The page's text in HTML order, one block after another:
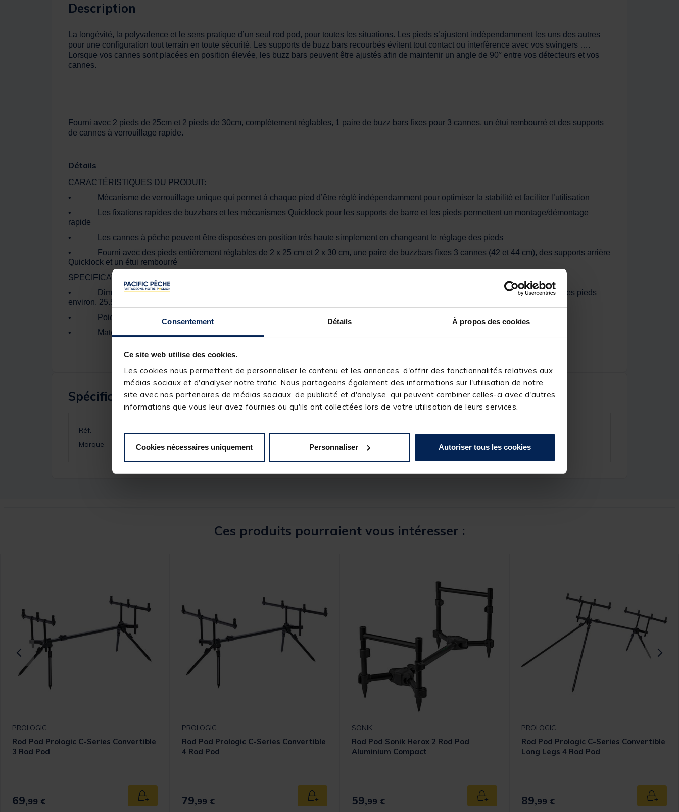
Consentement Détails À propos des cookies
Ce site web utilise des cookies.
Les cookies nous permettent de personnaliser le contenu et les annonces, d'offrir des fonctionnalités relatives aux
médias sociaux et d'analyser notre trafic. Nous partageons également des informations sur l'utilisation de notre
site avec nos partenaires de médias sociaux, de publicité et d'analyse, qui peuvent combiner celles-ci avec d'autres
informations que vous leur avez fournies ou qu'ils ont collectées lors de votre utilisation de leurs services.
Cookies nécessaires uniquement Personnaliser Autoriser tous les cookies
Description
La longévité, la polyvalence et le sens pratique d’un seul rod pod, pour toutes les situations. Les pieds s’ajustent indépendamment les uns des autres
pour une configuration tout terrain en toute sécurité. Les supports de buzz bars recourbés évitent tout contact ou interférence avec vos swingers ….
Lorsque vos cannes sont placées en position élevée, les buzz bars peuvent être ajustés afin de maintenir un angle de 90° entre vos détecteurs et vos
cannes.
Fourni avec 2 pieds de 25cm et 2 pieds de 30cm, complètement réglables, 1 paire de buzz bars fixes pour 3 cannes, un étui rembourré et des supports
de cannes à verrouillage rapide.
Détails
CARACTÉRISTIQUES DU PRODUIT:
• Mécanisme de verrouillage unique qui permet à chaque pied d’être réglé indépendamment pour optimiser la stabilité et faciliter l’utilisation
• Les fixations rapides de buzzbars et les mécanismes Quicklock pour les supports de barre et les pieds permettent un montage/démontage
rapide
• Les cannes à pêche peuvent être disposées en position très haute simplement en changeant le réglage des pieds
• Fourni avec des pieds entièrement réglables de 2 x 25 cm et 2 x 30 cm, une paire de buzzbars fixes 3 cannes (42 et 44 cm), des supports arrière
Quicklock et un étui rembourré
SPECIFICATIONS TECHNIQUES:
• Dimensions: Longueur totale du pod environ. 118-168cm (buzzer bar to buzzer bar), buzzer bars environ. 42.5 & 44.5cm, longueur des pieds
environ. 25.5-46cm & 30-56cm
• Poids: environ. 3.3kg (emballé)
• Matériau: Aluminium
Spécifications
Réf.
Marque
TRAKKER
Ces produits pourraient vous intéresser :
panier
PROLOGIC
Rod Pod Prologic C-Series Convertible
3 Rod Pod
69,99 € Ajouter au panier
PROLOGIC
Rod Pod Prologic C-Series Convertible
4 Rod Pod
79,99 € Ajouter au panier
SONIK
Rod Pod Sonik Herox 2 Rod Pod
Aluminium Compact
59,99 € Ajouter au panier
PROLOGIC
Rod Pod Prologic C-Series Convertible
Long Legs 4 Rod Pod
89,99 € Ajouter